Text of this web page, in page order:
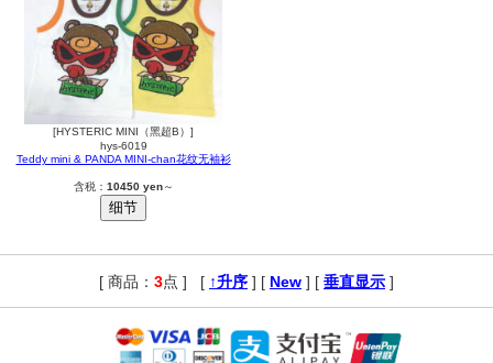
[HYSTERIC MINI（黑超B）]
hys-6019
Teddy mini & PANDA MINI-chan花纹无袖衫
含税： 10450 yen～
[ 商品： 3点 ] [ ↑升序 ] [ New ] [ 垂直显示 ]